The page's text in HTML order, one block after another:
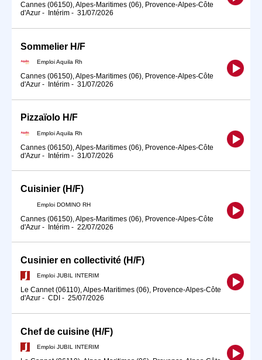
Cannes (06150), Alpes-Maritimes (06), Provence-Alpes-Côte
d'Azur - Intérim - 31/07/2026
Sommelier H/F
Emploi Aquila Rh
Cannes (06150), Alpes-Maritimes (06), Provence-Alpes-Côte
d'Azur - Intérim - 31/07/2026
Pizzaïolo H/F
Emploi Aquila Rh
Cannes (06150), Alpes-Maritimes (06), Provence-Alpes-Côte
d'Azur - Intérim - 31/07/2026
Cuisinier (H/F)
Emploi DOMINO RH
Cannes (06150), Alpes-Maritimes (06), Provence-Alpes-Côte
d'Azur - Intérim - 22/07/2026
Cusinier en collectivité (H/F)
Emploi JUBIL INTERIM
Le Cannet (06110), Alpes-Maritimes (06), Provence-Alpes-Côte
d'Azur - CDI - 25/07/2026
Chef de cuisine (H/F)
Emploi JUBIL INTERIM